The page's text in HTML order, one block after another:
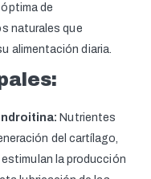
de
naturales que
alimentación diaria.
Nutrientes
del cartílago,
la producción